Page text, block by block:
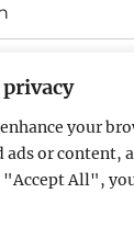
your
ads or content,
All",